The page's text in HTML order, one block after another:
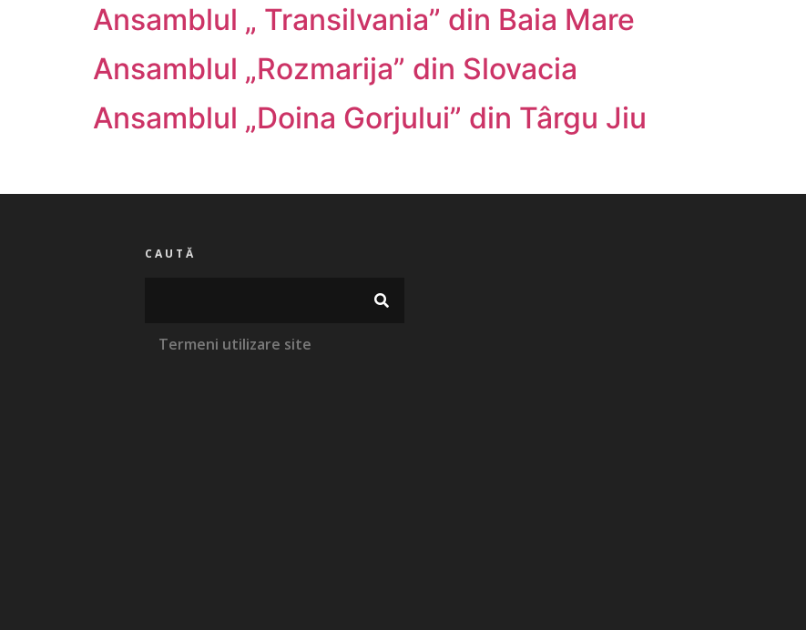
Ansamblul „ Transilvania” din Baia Mare
Ansamblul „Rozmarija” din Slovacia
Ansamblul „Doina Gorjului” din Târgu Jiu
CAUTĂ
Termeni utilizare site